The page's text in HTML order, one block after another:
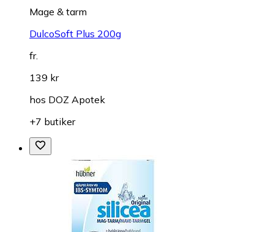
Mage & tarm
DulcoSoft Plus 200g
fr.
139 kr
hos DOZ Apotek
+7 butiker